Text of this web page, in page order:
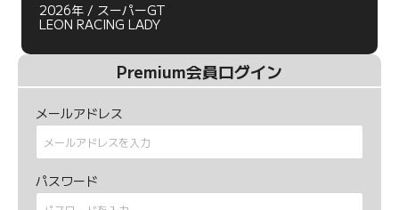
2026年 / スーパーGT
LEON RACING LADY
Premium会員ログイン
メールアドレス
パスワード